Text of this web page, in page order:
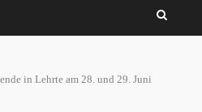
in Lehrte am 28. und 29. Juni